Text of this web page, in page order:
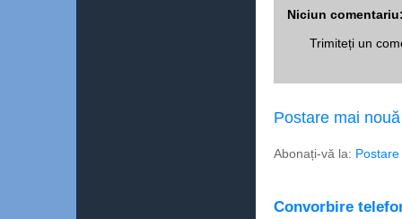
Niciun
Trimiteți un
Postare mai nouă
Abonați-vă la:
Convorbire